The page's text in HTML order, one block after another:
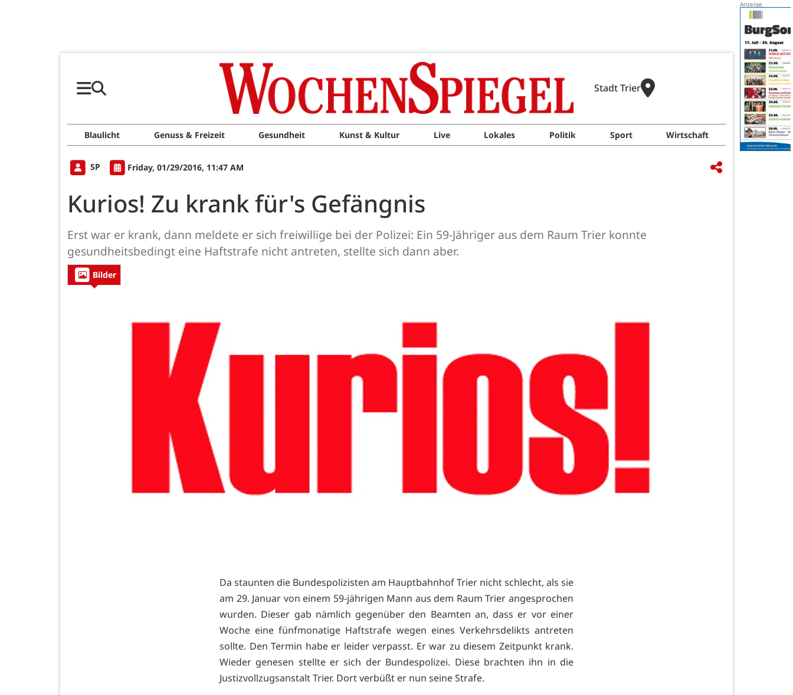
Stadt Trier
Blaulicht Genuss & Freizeit Gesundheit Kunst & Kultur Live Lokales Politik Sport Wirtschaft
SP Friday, 01/29/2016, 11:47 AM
Kurios! Zu krank für's Gefängnis
Erst war er krank, dann meldete er sich freiwillige bei der Polizei: Ein 59-Jähriger aus dem Raum Trier konnte
gesundheitsbedingt eine Haftstrafe nicht antreten, stellte sich dann aber.
Bilder
Da staunten die Bundespolizisten am Hauptbahnhof Trier nicht schlecht, als sie
am 29. Januar von einem 59-jährigen Mann aus dem Raum Trier angesprochen
wurden. Dieser gab nämlich gegenüber den Beamten an, dass er vor einer
Woche eine fünfmonatige Haftstrafe wegen eines Verkehrsdelikts antreten
sollte. Den Termin habe er leider verpasst. Er war zu diesem Zeitpunkt krank.
Wieder genesen stellte er sich der Bundespolizei. Diese brachten ihn in die
Justizvollzugsanstalt Trier. Dort verbüßt er nun seine Strafe.